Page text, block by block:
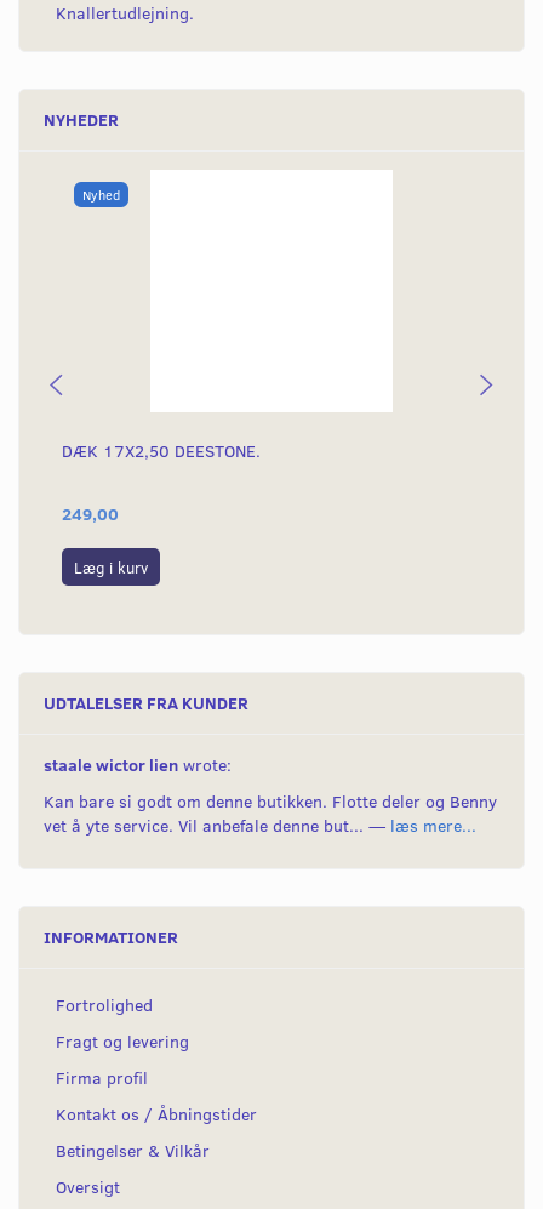
Knallertudlejning.
NYHEDER
Nyhed
DÆK 17X2,50 DEESTONE.
249,00
Læg i kurv
UDTALELSER FRA KUNDER
staale wictor lien wrote:
Kan bare si godt om denne butikken. Flotte deler og Benny
vet å yte service. Vil anbefale denne but... — læs mere...
INFORMATIONER
Fortrolighed
Fragt og levering
Firma profil
Kontakt os / Åbningstider
Betingelser & Vilkår
Oversigt